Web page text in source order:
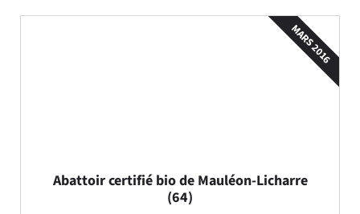
Abattoir certifié bio de Mauléon-Licharre
(64)
MARS 2016